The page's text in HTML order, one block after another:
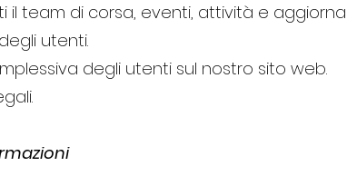
il team di corsa, eventi, attività e
utenti.
degli utenti sul nostro sito web.